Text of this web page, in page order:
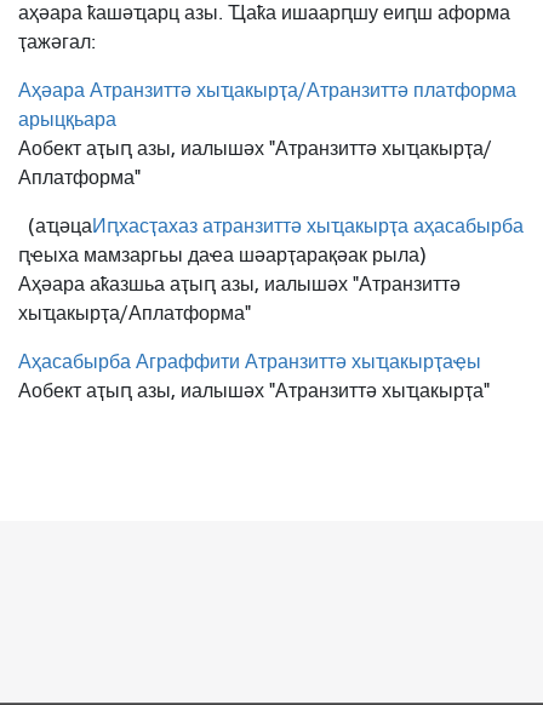
аҳәара ҟашәҵарц азы. Ҵаҟа ишаарԥшу еиԥш аформа
ҭажәгал:
Аҳәара Атранзиттә хыҵакырҭа/Атранзиттә платформа
арыцқьара
Аобект аҭыԥ азы, иалышәх "Атранзиттә хыҵакырҭа/
Аплатформа"
Иԥхасҭахаз атранзиттә хыҵакырҭа аҳасабырба
(аҵәца
ԥҽыха мамзаргьы даҽа шәарҭарақәак рыла)
Аҳәара аҟазшьа аҭыԥ азы, иалышәх "Атранзиттә
хыҵакырҭа/Аплатформа"
Аҳасабырба Аграффити Атранзиттә хыҵакырҭаҿы
Аобект аҭыԥ азы, иалышәх "Атранзиттә хыҵакырҭа"